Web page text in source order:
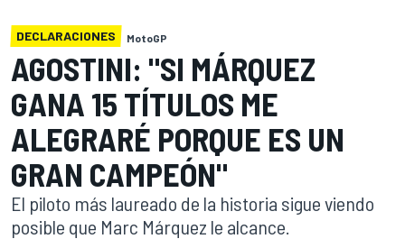
DECLARACIONES MotoGP
AGOSTINI: "SI MÁRQUEZ
GANA 15 TÍTULOS ME
ALEGRARÉ PORQUE ES UN
GRAN CAMPEÓN"
El piloto más laureado de la historia sigue viendo
posible que Marc Márquez le alcance.